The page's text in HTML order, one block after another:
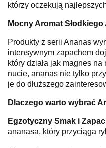
którzy oczekują
Mocny Aromat
Produkty z serii Ananas
intensywnym zapachem
który działa jak magnes
nucie, ananas nie tylko
je do dłuższego
Dlaczego warto wybrać
Egzotyczny Smak i
ananasa, który przyciąga